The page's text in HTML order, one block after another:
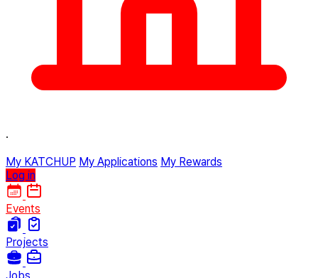
·
My KATCHUP My Applications My Rewards
Log in
Events
Projects